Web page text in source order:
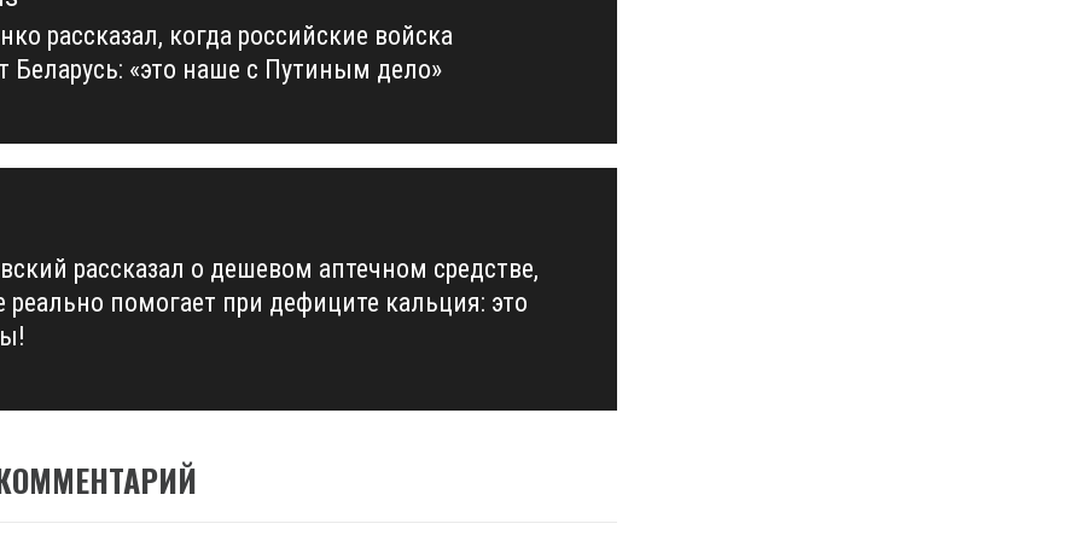
рассказал, когда российские войска
Беларусь: «это наше с Путиным дело»
рассказал о дешевом аптечном средстве,
реально помогает при дефиците кальция: это